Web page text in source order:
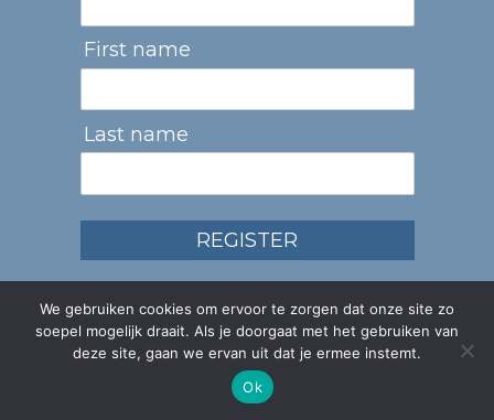
First name
Last name
REGISTER
We gebruiken cookies om ervoor te zorgen dat onze site zo
soepel mogelijk draait. Als je doorgaat met het gebruiken van
deze site, gaan we ervan uit dat je ermee instemt.
Ok